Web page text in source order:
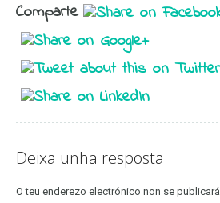
Comparte
Deixa unha resposta
O teu enderezo electrónico non se publicará